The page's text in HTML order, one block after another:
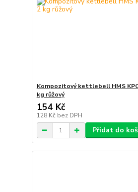
Kompozitový kettlebell HMS
kg růžový
154 Kč
128 Kč bez DPH
Přidat do